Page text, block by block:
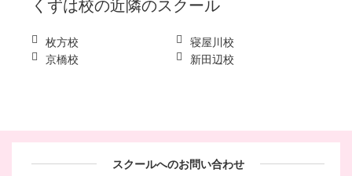
くずは校の近隣のスクール
枚方校
寝屋川校
京橋校
新田辺校
スクールへのお問い合わせ